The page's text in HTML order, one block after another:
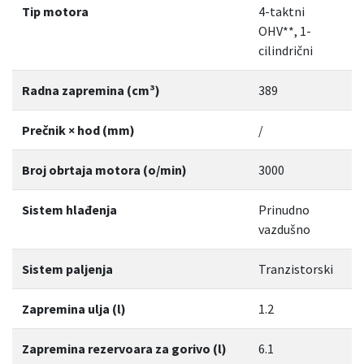
Tip motora
4-taktni
OHV**, 1-
cilindrični
Radna zapremina (cm³) 389
Prečnik × hod (mm) /
Broj obrtaja motora (o/min) 3000
Sistem hlađenja
Prinudno
vazdušno
Sistem paljenja Tranzistorski
Zapremina ulja (l) 1.2
Zapremina rezervoara za gorivo (l) 6.1